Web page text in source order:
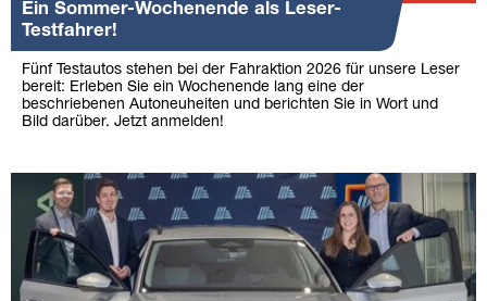
Ein Sommer-Wochenende als Leser-
Testfahrer!
Fünf Testautos stehen bei der Fahraktion 2026 für unsere Leser
bereit: Erleben Sie ein Wochenende lang eine der
beschriebenen Autoneuheiten und berichten Sie in Wort und
Bild darüber. Jetzt anmelden!